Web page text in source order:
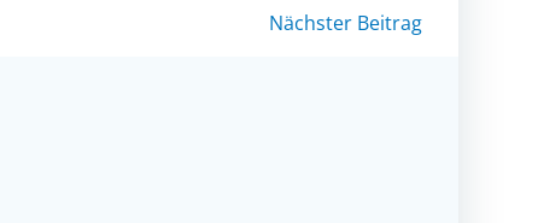
Nächster Beitrag